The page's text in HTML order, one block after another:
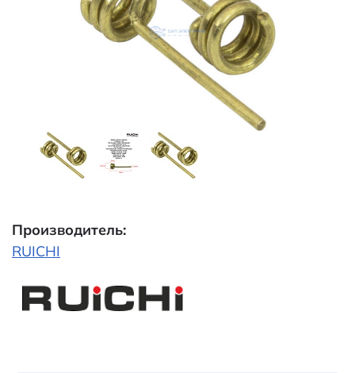
Производитель:
RUICHI